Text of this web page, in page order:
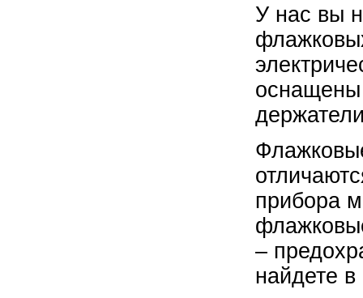
У нас вы
оснащены
прибора
–
найдете